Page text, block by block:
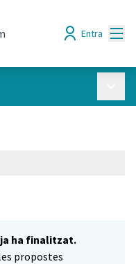
Entra
ha finalitzat.
propostes